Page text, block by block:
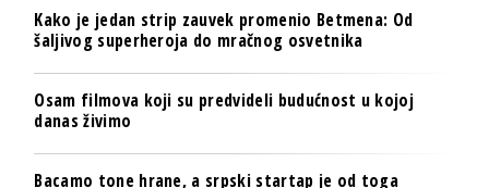
Kako je jedan strip zauvek promenio Betmena: Od
šaljivog superheroja do mračnog osvetnika
Osam filmova koji su predvideli budućnost u kojoj
danas živimo
Bacamo tone hrane, a srpski startap je od toga